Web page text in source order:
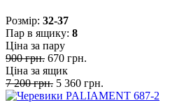
Розмiр: 32-37
Пар в ящику: 8
Ціна за пару
900 грн. 670 грн.
Ціна за ящик
7 200 грн. 5 360 грн.